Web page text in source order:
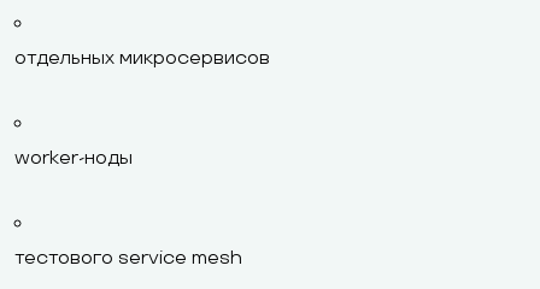
отдельных микросервисов
worker-ноды
тестового service mesh